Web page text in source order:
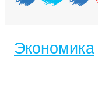
Экономика